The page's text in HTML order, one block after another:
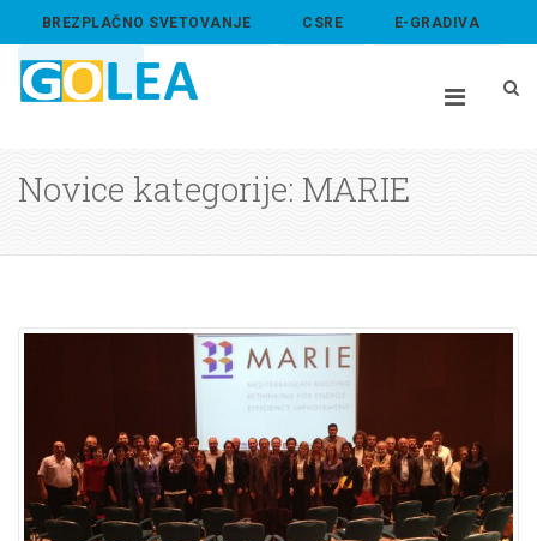
BREZPLAČNO SVETOVANJE CSRE E-GRADIVA
ABOUT US
Novice kategorije: MARIE